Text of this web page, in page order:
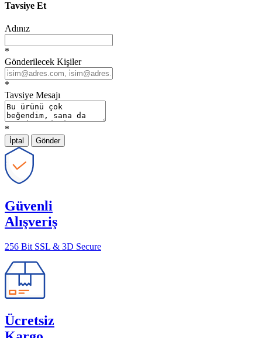
Tavsiye Et
Adınız
*
Gönderilecek Kişiler
*
Tavsiye Mesajı
*
İptal Gönder
Güvenli
Alışveriş
256 Bit SSL & 3D Secure
Ücretsiz